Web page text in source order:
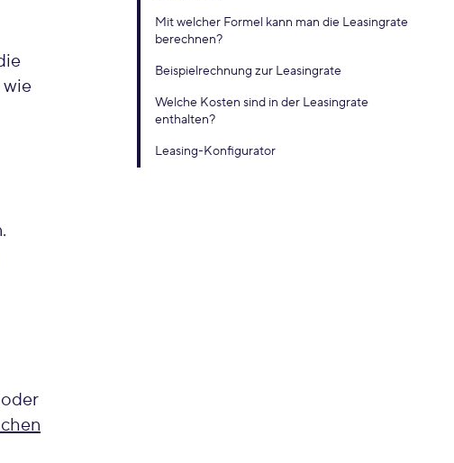
Mit welcher Formel kann man die Leasingrate
berechnen?
Beispielrechnung zur Leasingrate
Welche Kosten sind in der Leasingrate
enthalten?
Leasing-Konfigurator
wie